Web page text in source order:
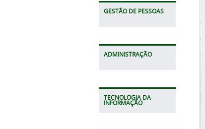
GESTÃO DE PESSOAS
ADMINISTRAÇÃO
TECNOLOGIA DA
INFORMAÇÃO